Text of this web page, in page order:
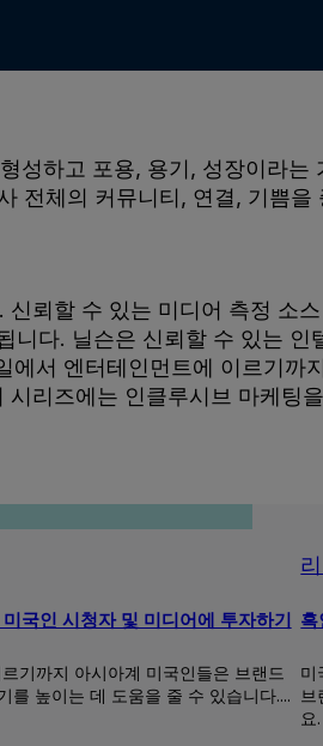
성하고 포용, 용기, 성장이라
전체의 커뮤니티, 연결, 기쁨
뢰할 수 있는 미디어 측정 소
다. 닐슨은 신뢰할 수 있는
서 엔터테인먼트에 이르기까
리즈에는 인클루시브 마케팅
국인 시청자 및 미디어에 투자하기
기까지 아시아계 미국인들은 브랜드
를 높이는 데 도움을 줄 수 있습니다....
흑
미
브
요.